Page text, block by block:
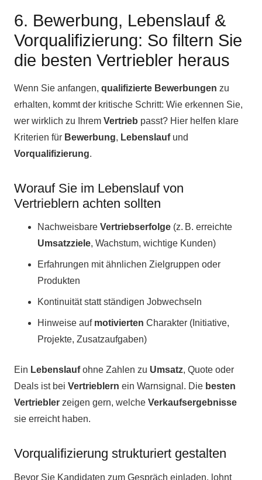
6. Bewerbung, Lebenslauf &
Vorqualifizierung: So filtern Sie
die besten Vertriebler heraus
Wenn Sie anfangen, qualifizierte Bewerbungen zu
erhalten, kommt der kritische Schritt: Wie erkennen Sie,
wer wirklich zu Ihrem Vertrieb passt? Hier helfen klare
Kriterien für Bewerbung, Lebenslaufund
Vorqualifizierung.
Worauf Sie im Lebenslauf von
Vertrieblern achten sollten
Nachweisbare Vertriebserfolge (z. B. erreichte
Umsatzziele, Wachstum, wichtige Kunden)
Erfahrungen mit ähnlichen Zielgruppen oder
Produkten
Kontinuität statt ständigen Jobwechseln
Hinweise auf motivierten Charakter (Initiative,
Projekte, Zusatzaufgaben)
Ein Lebenslaufohne Zahlen zu Umsatz, Quote oder
Deals ist bei Vertrieblern ein Warnsignal. Die besten
Vertriebler zeigen gern, welche Verkaufsergebnisse
sie erreicht haben.
Vorqualifizierung strukturiert gestalten
Bevor Sie Kandidaten zum Gespräch einladen, lohnt